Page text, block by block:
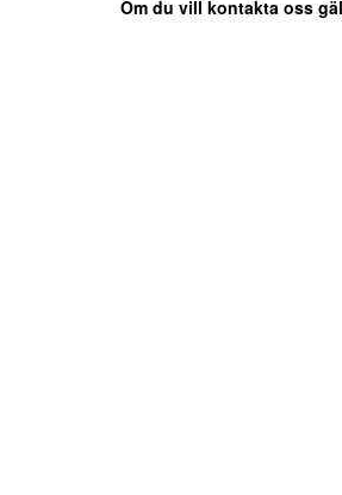
Om du vill kontakta oss